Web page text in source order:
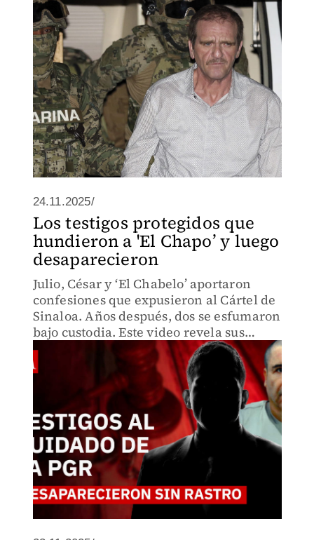
24.11.2025/
Los testigos protegidos que
hundieron a 'El Chapo’ y luego
desaparecieron
Julio, César y ‘El Chabelo’ aportaron
confesiones que expusieron al Cártel de
Sinaloa. Años después, dos se esfumaron
bajo custodia. Este video revela sus
historias y cómo su ausencia cambió el
rumbo de la justicia mexicana.